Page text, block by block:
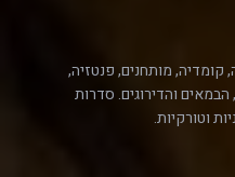
מותחנים, פנטזיה,
והדירוגים. סדרות
וטורקיות.